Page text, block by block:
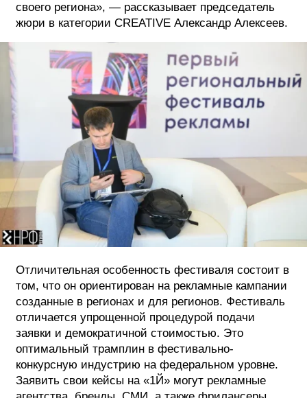
своего региона», — рассказывает председатель
жюри в категории CREATIVE Александр Алексеев.
Отличительная особенность фестиваля состоит в
том, что он ориентирован на рекламные кампании
созданные в регионах и для регионов. Фестиваль
отличается упрощенной процедурой подачи
заявки и демократичной стоимостью. Это
оптимальный трамплин в фестивально-
конкурсную индустрию на федеральном уровне.
Заявить свои кейсы на «1Й» могут рекламные